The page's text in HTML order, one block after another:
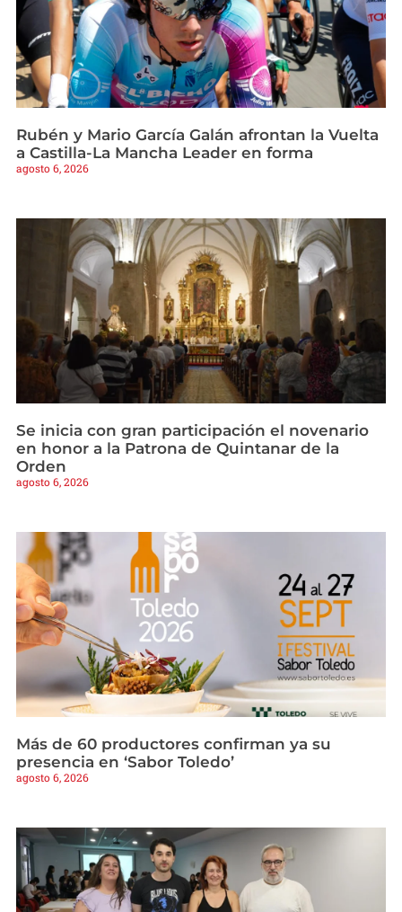
Rubén y Mario García Galán afrontan la Vuelta
a Castilla-La Mancha Leader en forma
agosto 6, 2026
Se inicia con gran participación el novenario
en honor a la Patrona de Quintanar de la
Orden
agosto 6, 2026
Más de 60 productores confirman ya su
presencia en ‘Sabor Toledo’
agosto 6, 2026